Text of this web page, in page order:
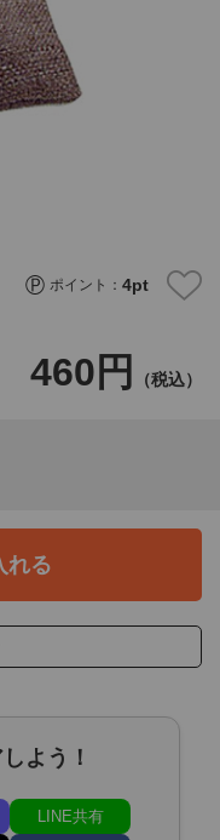
ポイント：4pt
460円 （税込）
れる
よう！
LINE共有